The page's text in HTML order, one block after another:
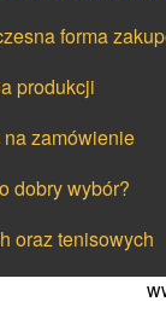
forma
produkcji
zamówienie
dobry wybór?
oraz tenisowych